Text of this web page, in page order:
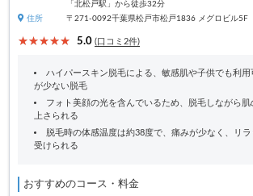
「北松戸駅」から徒歩32分
住所
〒271-0092千葉県松戸市松戸1836 メグロビル5F
5.0 (口コミ2件)
ハイパースキン脱毛による、敏感肌や子供でも利用
が少ない脱毛
フォト美顔の光を含んでいるため、脱毛しながら肌
上さられる
脱毛時の体感温度は約38度で、痛みが少なく、リ
受けられる
おすすめのコース・料金